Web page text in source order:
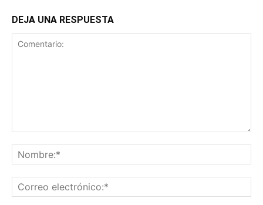
DEJA UNA RESPUESTA